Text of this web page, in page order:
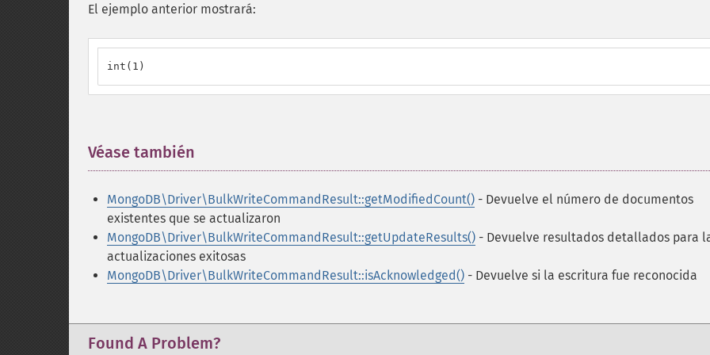
El ejemplo anterior mostrará:
int(1)
Véase también
MongoDB\Driver\BulkWriteCommandResult::getModifiedCount() - Devuelve el número de documentos
existentes que se actualizaron
MongoDB\Driver\BulkWriteCommandResult::getUpdateResults() - Devuelve resultados detallados para
actualizaciones exitosas
MongoDB\Driver\BulkWriteCommandResult::isAcknowledged() - Devuelve si la escritura fue reconocida
Found A Problem?